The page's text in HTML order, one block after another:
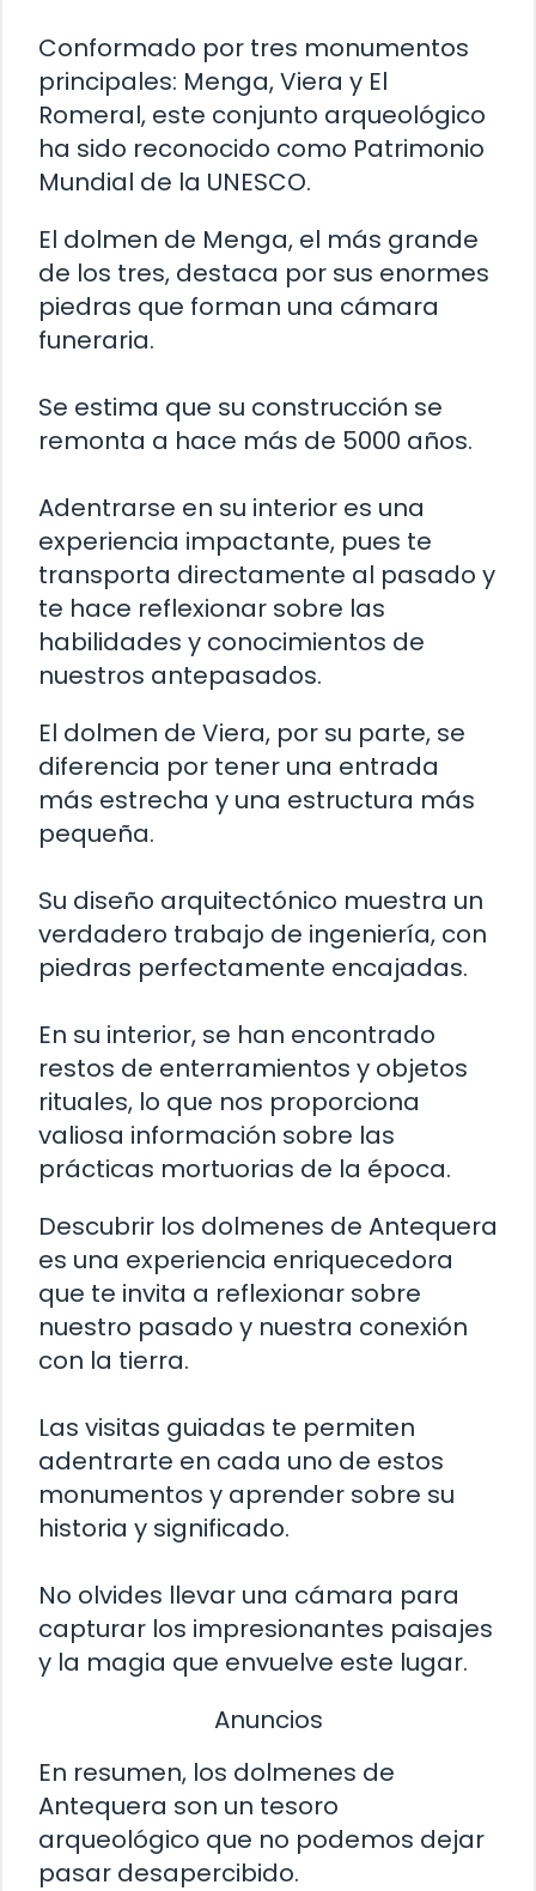
Conformado por tres monumentos
principales: Menga, Viera y El
Romeral, este conjunto arqueológico
ha sido reconocido como Patrimonio
Mundial de la UNESCO.
El dolmen de Menga, el más grande
de los tres, destaca por sus enormes
piedras que forman una cámara
funeraria.
Se estima que su construcción se
remonta a hace más de 5000 años.
Adentrarse en su interior es una
experiencia impactante, pues te
transporta directamente al pasado y
te hace reflexionar sobre las
habilidades y conocimientos de
nuestros antepasados.
El dolmen de Viera, por su parte, se
diferencia por tener una entrada
más estrecha y una estructura más
pequeña.
Su diseño arquitectónico muestra un
verdadero trabajo de ingeniería, con
piedras perfectamente encajadas.
En su interior, se han encontrado
restos de enterramientos y objetos
rituales, lo que nos proporciona
valiosa información sobre las
prácticas mortuorias de la época.
Descubrir los dolmenes de Antequera
es una experiencia enriquecedora
que te invita a reflexionar sobre
nuestro pasado y nuestra conexión
con la tierra.
Las visitas guiadas te permiten
adentrarte en cada uno de estos
monumentos y aprender sobre su
historia y significado.
No olvides llevar una cámara para
capturar los impresionantes paisajes
y la magia que envuelve este lugar.
Anuncios
En resumen, los dolmenes de
Antequera son un tesoro
arqueológico que no podemos dejar
pasar desapercibido.